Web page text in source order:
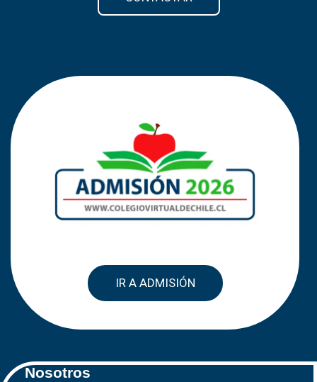
IR A ADMISIÓN
Nosotros